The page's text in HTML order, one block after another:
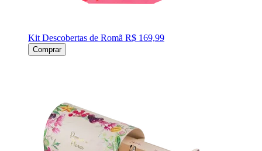
Kit Descobertas de Romã R$ 169,99
Comprar